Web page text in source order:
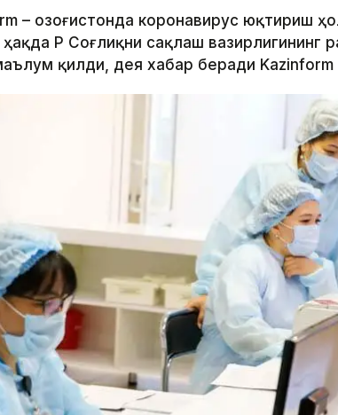
– Қозоғистонда коронавирус юқтириш
ҚР Соғлиқни сақлаш вазирлигининг
қилди, дея хабар беради Kazinform